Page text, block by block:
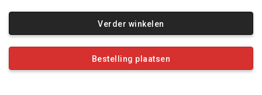
Verder winkelen
Bestelling plaatsen